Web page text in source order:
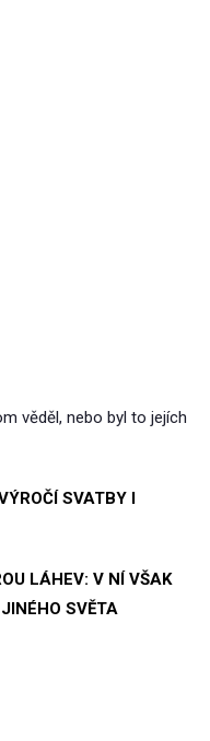
věděl, nebo byl to jejích
SVATBY I
LÁHEV: V NÍ VŠAK
SVĚTA